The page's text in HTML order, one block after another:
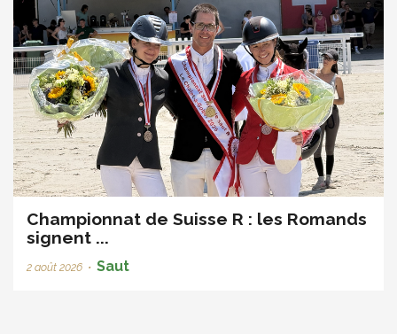
Championnat de Suisse R : les Romands
signent ...
2 août 2026 • Saut